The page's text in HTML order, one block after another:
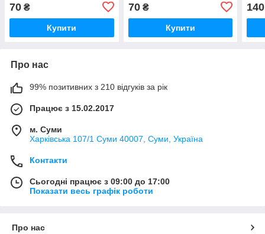
70 ₴
Купити
70₴
Купити
140
Про нас
99% позитивних з 210 відгуків за рік
Працює з 15.02.2017
м. Суми
Харківська 107/1 Суми 40007, Суми, Україна
Контакти
Сьогодні працює з 09:00 до 17:00
Показати весь графік роботи
Про нас